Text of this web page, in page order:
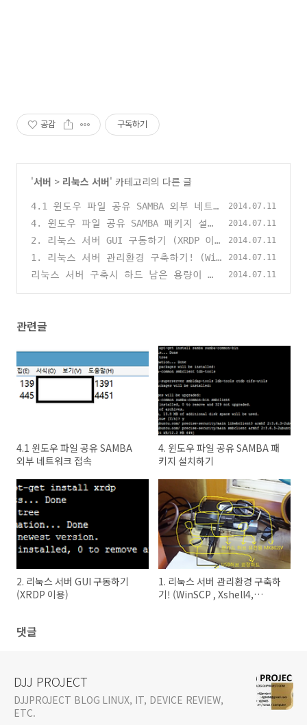
공감 구독하기
'서버 > 리눅스 서버' 카테고리의 다른 글
4.1 윈도우 파일 공유 SAMBA 외부 네트
워크 접속
(104)
2014.07.11
4. 윈도우 파일 공유 SAMBA 패키지 설치
하기
(93)
2014.07.11
2. 리눅스 서버 GUI 구동하기 (XRDP 이
용)
(61)
2014.07.11
1. 리눅스 서버 관리환경 구축하기! (Win
SCP , Xshell4, JuiceSSH)
(58)
2014.07.11
리눅스 서버 구축시 하드 남은 용량이 이
2014.07.11
관련글
4.1 윈도우 파일 공유 SAMBA
외부 네트워크 접속
4. 윈도우 파일 공유 SAMBA 패
키지 설치하기
2. 리눅스 서버 GUI 구동하기
(XRDP 이용)
1. 리눅스 서버 관리환경 구축하
기! (WinSCP , Xshell4,
댓글
DJJ PROJECT
DJJPROJECT BLOG LINUX, IT, DEVICE REVIEW,
ETC.